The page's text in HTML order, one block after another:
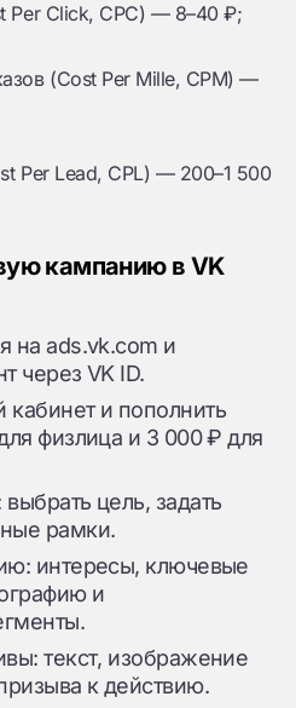
Per Click, CPC) — 8–40 ₽;
(Cost Per Mille, CPM) —
Per Lead, CPL) — 200–1 500
кампанию в VK
на ads.vk.com и
через VK ID.
кабинет и пополнить
физлица и 3 000 ₽ для
цель, задать
рамки.
интересы, ключевые
и
текст, изображение
к действию.